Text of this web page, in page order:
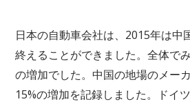
日本の自動車会社は、2015年は中
終えることができました。全体で
の増加でした。中国の地場のメー
15%の増加を記録しました。ドイ